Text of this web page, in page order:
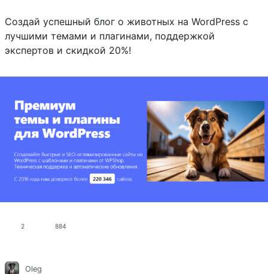
Создай успешный блог о животных на WordPress с
лучшими темами и плагинами, поддержкой
экспертов и скидкой 20%!
2 884
Oleg